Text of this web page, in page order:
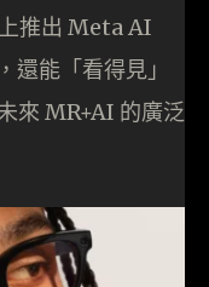
推出 Meta AI
能「看得見」
來 MR+AI 的廣泛